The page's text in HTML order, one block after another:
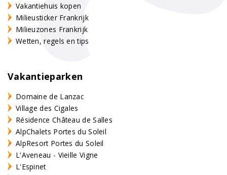
Vakantiehuis kopen
Milieusticker Frankrijk
Milieuzones Frankrijk
Wetten, regels en tips
Vakantieparken
Domaine de Lanzac
Village des Cigales
Résidence Château de Salles
AlpChalets Portes du Soleil
AlpResort Portes du Soleil
L'Aveneau - Vieille Vigne
L'Espinet